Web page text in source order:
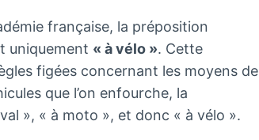
française, la préposition
uniquement « à vélo ». Cette
figées concernant les moyens de
que l’on enfourche, la
», « à moto », et donc « à vélo ».